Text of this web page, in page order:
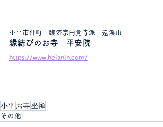
小平市仲町　臨済宗円覚寺派　遠渓山
縁結びのお寺　平安院
https://www.heianin.com/
小平お寺坐禅
その他